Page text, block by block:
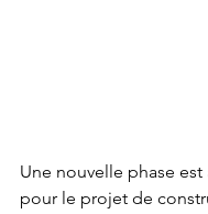
Une nouvelle phase
pour le projet de